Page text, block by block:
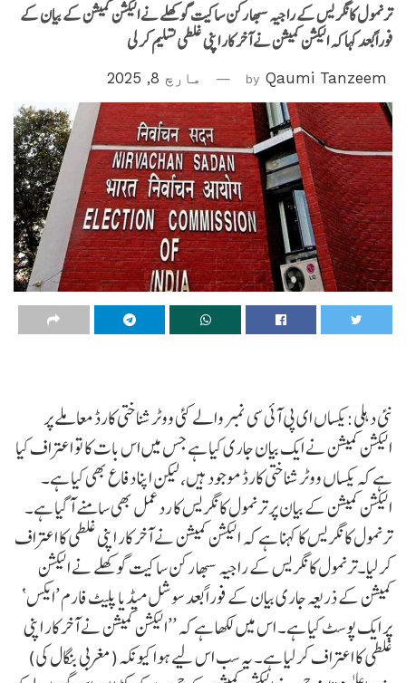
ترنمول کانگریس کے راجیہ سبھا رکن ساکیت گوکھلے نے الیکشن کمیشن کے بیان کے
فوراً بعد کہا کہ الیکشن کمیشن نے آخر کار اپنی غلطی تسلیم کر لی
by Qaumi Tanzeem مارچ 8, 2025
نئی دہلی:یکساں ای پی آئی سی نمبر والے کئی ووٹر شناختی کارڈ معاملے پر
الیکشن کمیشن نے ایک بیان جاری کیا ہے جس میں اس بات کا تو اعتراف کیا
ہے کہ یکساں ووٹر شناختی کارڈ موجود ہیں، لیکن اپنا دفاع بھی کیا ہے۔
الیکشن کمیشن کے بیان پر ترنمول کانگریس کا رد عمل بھی سامنے آ گیا ہے۔
ترنمول کانگریس کا کہنا ہے کہ الیکشن کمیشن نے آخر کار اپنی غلطی کا اعتراف
کر لیا۔ترنمول کانگریس کے راجیہ سبھا رکن ساکیت گوکھلے نے الیکشن
کمیشن کے ذریعہ جاری بیان کے فوراً بعد سوشل میڈیا پلیٹ فارم ’ایکس‘
پر ایک پوسٹ کیا ہے۔ اس میں لکھا ہے کہ ’’الیکشن کمیشن نے آخر کار اپنی
غلطی کا اعتراف کر لیا ہے۔ یہ سب اس لیے ہوا کیونکہ (مغربی بنگال کی)